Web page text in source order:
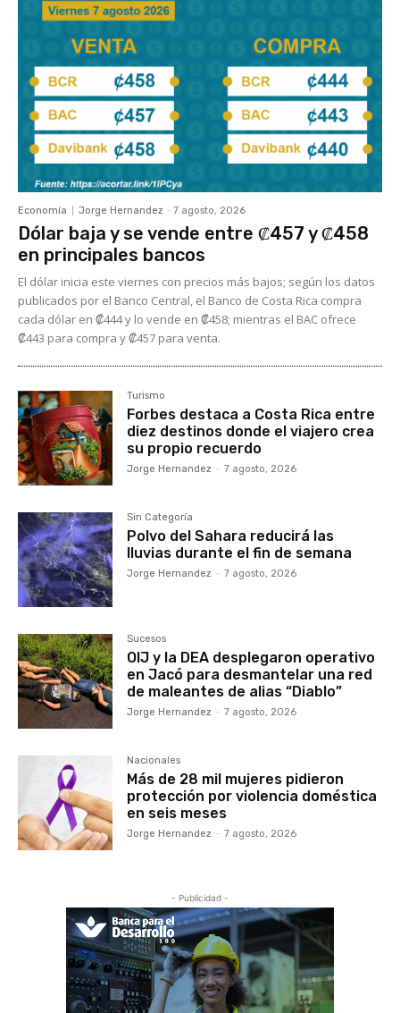
Economía Jorge Hernandez - 7 agosto, 2026
Dólar baja y se vende entre ₡457 y ₡458
en principales bancos
El dólar inicia este viernes con precios más bajos; según los datos
publicados por el Banco Central, el Banco de Costa Rica compra
cada dólar en ₡444 y lo vende en ₡458; mientras el BAC ofrece
₡443 para compra y ₡457 para venta.
Turismo
Forbes destaca a Costa Rica entre
diez destinos donde el viajero crea
su propio recuerdo
Jorge Hernandez - 7 agosto, 2026
Sin Categoría
Polvo del Sahara reducirá las
lluvias durante el fin de semana
Jorge Hernandez - 7 agosto, 2026
Sucesos
OIJ y la DEA desplegaron operativo
en Jacó para desmantelar una red
de maleantes de alias “Diablo”
Jorge Hernandez - 7 agosto, 2026
Nacionales
Más de 28 mil mujeres pidieron
protección por violencia doméstica
en seis meses
Jorge Hernandez - 7 agosto, 2026
- Publicidad -